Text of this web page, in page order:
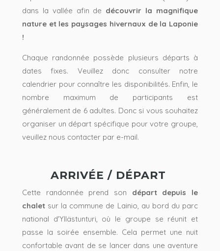
dans la vallée afin de découvrir la magnifique
nature et les paysages hivernaux de la Laponie
!
Chaque randonnée possède plusieurs départs à
dates fixes. Veuillez donc consulter notre
calendrier pour connaître les disponibilités. Enfin, le
nombre maximum de participants est
généralement de 6 adultes. Donc si vous souhaitez
organiser un départ spécifique pour votre groupe,
veuillez nous contacter par e-mail.
ARRIVÉE / DÉPART
Cette randonnée prend son départ depuis le
chaletsur la commune de Lainio, au bord du parc
national d'Yllästunturi, où le groupe se réunit et
passe la soirée ensemble. Cela permet une nuit
confortable avant de se lancer dans une aventure